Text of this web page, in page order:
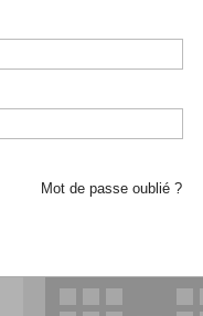
recherche d'école
Mot de passe oublié ?